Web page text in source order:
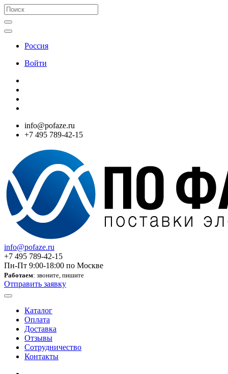
Россия
Войти
info@pofaze.ru
+7 495 789-42-15
info@pofaze.ru
+7 495 789-42-15
Пн-Пт 9:00-18:00 по Москве
Работаем: звоните, пишите
Отправить заявку
Каталог
Оплата
Доставка
Отзывы
Сотрудничество
Контакты